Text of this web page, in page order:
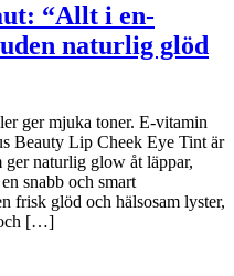
“Allt i en-
naturlig glöd
ger mjuka toner. E-vitamin
Beauty Lip Cheek Eye Tint är
naturlig glow åt läppar,
snabb och smart
frisk glöd och hälsosam lyster,
och […]